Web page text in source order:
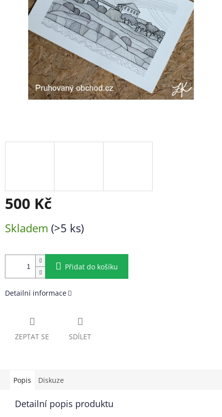
500 Kč
cena:
Skladem (>5 ks)
Přidat do košíku
Detailní informace
ZEPTAT SE SDÍLET
Popis Diskuze
Detailní popis produktu